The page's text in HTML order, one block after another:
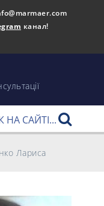
канал!
Лариcа